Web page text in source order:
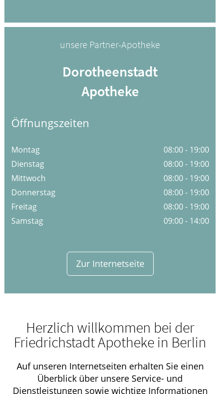
unsere Partner-Apotheke
Dorotheenstadt
Apotheke
Öffnungszeiten
Montag
Dienstag
Mittwoch
Donnerstag
Freitag
Samstag
08:00 - 19:00
08:00 - 19:00
08:00 - 19:00
08:00 - 19:00
08:00 - 19:00
09:00 - 14:00
Zur Internetseite
Herzlich willkommen bei der
Friedrichstadt Apotheke in Berlin
Auf unseren Internetseiten erhalten Sie einen
Überblick über unsere Service- und
Dienstleistungen sowie wichtige Informationen